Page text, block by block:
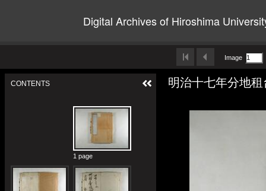
Digital Archives of Hiroshima